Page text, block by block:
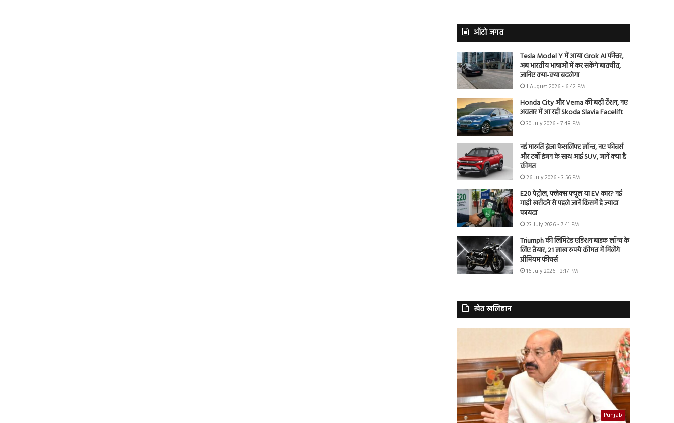
ऑटो जगत
Tesla Model Y में आया Grok AI फीचर,
अब भारतीय भाषाओं में कर सकेंगे बातचीत,
जानिए क्या-क्या बदलेगा
1 August 2026 - 6:42 PM
Honda City और Verna की बढ़ी टेंशन, नए
अवतार में आ रही Skoda Slavia Facelift
30 July 2026 - 7:48 PM
नई मारुति ब्रेजा फेसलिफ्ट लॉन्च, नए फीचर्स
और टर्बो इंजन के साथ आई SUV, जानें क्या है
कीमत
26 July 2026 - 3:56 PM
E20 पेट्रोल, फ्लेक्स फ्यूल या EV कार? नई
गाड़ी खरीदने से पहले जानें किसमें है ज्यादा
फायदा
23 July 2026 - 7:41 PM
Triumph की लिमिटेड एडिशन बाइक लॉन्च के
लिए तैयार, 21 लाख रुपये कीमत में मिलेंगे
प्रीमियम फीचर्स
16 July 2026 - 3:17 PM
खेत खलिहान
Punjab